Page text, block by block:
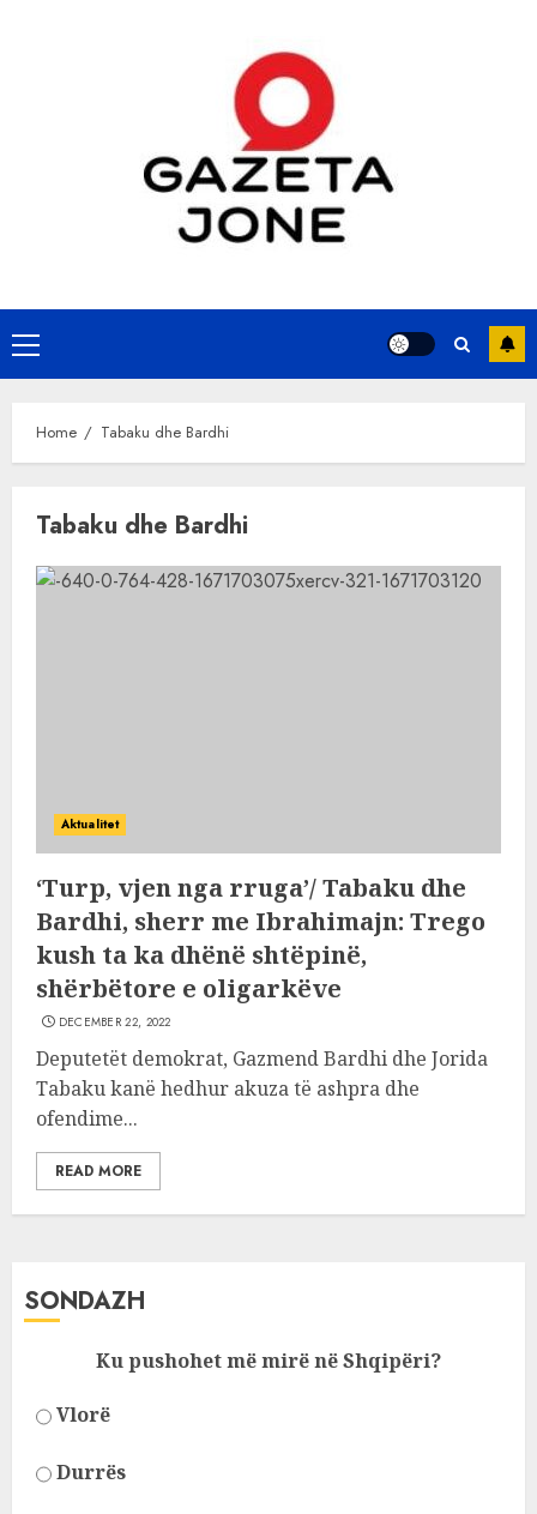
Primary
Menu
Home Tabaku dhe Bardhi
Tabaku dhe Bardhi
Aktualitet
‘Turp, vjen nga rruga’/ Tabaku dhe
Bardhi, sherr me Ibrahimajn: Trego
kush ta ka dhënë shtëpinë,
shërbëtore e oligarkëve
DECEMBER 22, 2022
Deputetët demokrat, Gazmend Bardhi dhe Jorida
Tabaku kanë hedhur akuza të ashpra dhe
ofendime...
READ MORE
SONDAZH
Ku pushohet më mirë në Shqipëri?
Vlorë
Durrës